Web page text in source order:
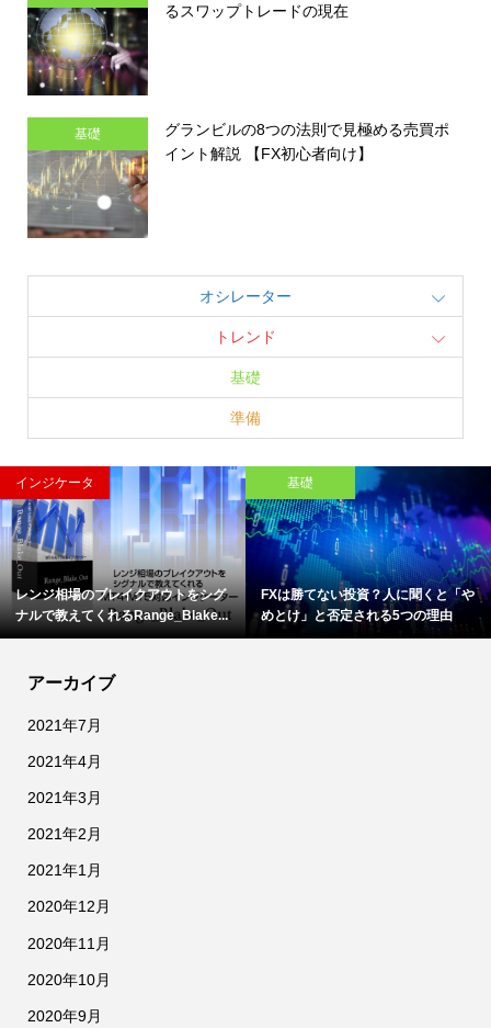
るスワップトレードの現在
基礎
グランビルの8つの法則で見極める売買ポ
イント解説 【FX初心者向け】
オシレーター
トレンド
基礎
準備
インジケータ
レンジ相場のブレイクアウトをシグ
ナルで教えてくれるRange_Blake...
基礎
FXは勝てない投資？人に聞くと「や
めとけ」と否定される5つの理由
アーカイブ
2021年7月
2021年4月
2021年3月
2021年2月
2021年1月
2020年12月
2020年11月
2020年10月
2020年9月